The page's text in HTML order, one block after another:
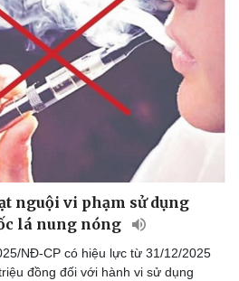
nguội vi phạm sử dụng
lá nung nóng
NĐ-CP có hiệu lực từ 31/12/2025
đồng đối với hành vi sử dụng